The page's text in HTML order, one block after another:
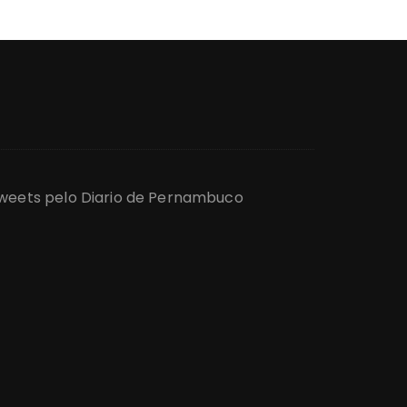
pelo Diario de Pernambuco